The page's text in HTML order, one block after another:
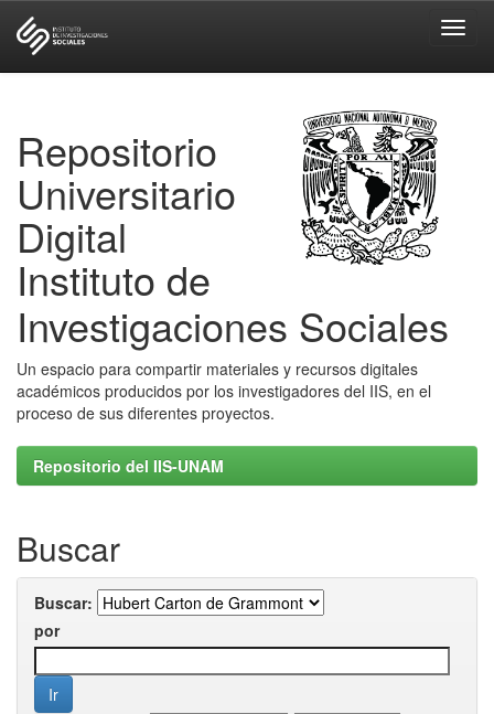
Repositorio
Universitario
Digital
Instituto de
Investigaciones Sociales
Un espacio para compartir materiales y recursos digitales
académicos producidos por los investigadores del IIS, en el
proceso de sus diferentes proyectos.
Repositorio del IIS-UNAM
Buscar
Buscar:
por